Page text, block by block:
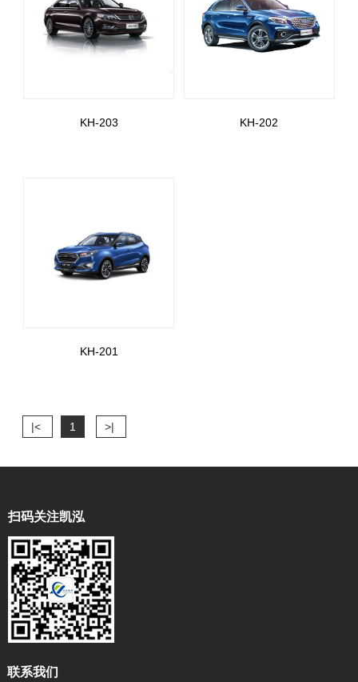
KH-203 KH-202
KH-201
|< 1 >|
扫码关注凯泓
联系我们